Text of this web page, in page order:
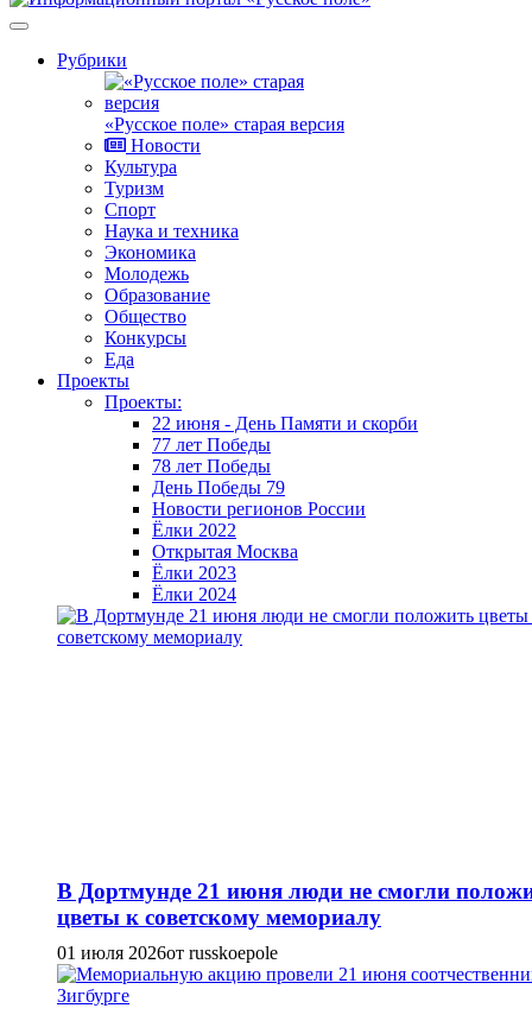
Рубрики
«Русское поле» старая версия
Новости
Культура
Туризм
Спорт
Наука и техника
Экономика
Молодежь
Образование
Общество
Конкурсы
Еда
Проекты
Проекты:
22 июня - День Памяти и скорби
77 лет Победы
78 лет Победы
День Победы 79
Новости регионов России
Ёлки 2022
Открытая Москва
Ёлки 2023
Ёлки 2024
В Дортмунде 21 июня люди не смогли
цветы к советскому мемориалу
01 июля 2026от russkoepole